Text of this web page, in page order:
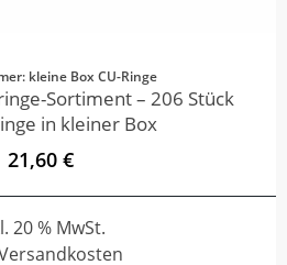
kleine Box CU-Ringe
Sortiment – 206 Stück
in kleiner Box
21,60 €
20 % MwSt.